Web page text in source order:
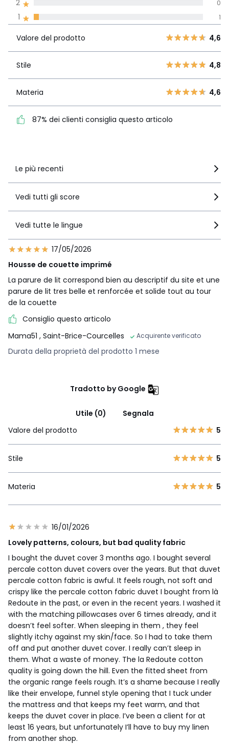
1 1
2
3 3
4
5 4,6
questo articolo
1 1
2 0
Valore del prodotto 4,6
Stile 4,8
Materia 4,6
87% dei clienti consiglia questo articolo
Le più recenti
Vedi tutti gli score
Vedi tutte le lingue
17/05/2026
Housse de couette imprimé
La parure de lit correspond bien au descriptif du site et une
parure de lit tres belle et renforcée et solide tout au tour
de la couette
Consiglio questo articolo
Mama51 , Saint-Brice-Courcelles Acquirente verificato
Durata della proprietà del prodotto 1 mese
Tradotto by Google
Utile (0)
Segnala
Valore del prodotto
5
Stile 5
Materia 5
16/01/2026
Lovely patterns, colours, but bad quality fabric
I bought the duvet cover 3 months ago. I bought several
percale cotton duvet covers over the years. But that duvet
percale cotton fabric is awful. It feels rough, not soft and
crispy like the percale cotton fabric duvet I bought from là
Redoute in the past, or even in the recent years. I washed it
with the matching pillowcases over 6 times already, and it
doesn’t feel softer. When sleeping in them , they feel
slightly itchy against my skin/face. So I had to take them
off and put another duvet cover. I really can’t sleep in
them. What a waste of money. The la Redoute cotton
quality is going down the hill. Even the fitted sheet from
the organic range feels rough. It’s a shame because I really
like their envelope, funnel style opening that I tuck under
the mattress and that keeps my feet warm, and that
keeps the duvet cover in place. I’ve been a client for at
least 16 years, but unfortunately I’ll have to buy my linen
from another shop.